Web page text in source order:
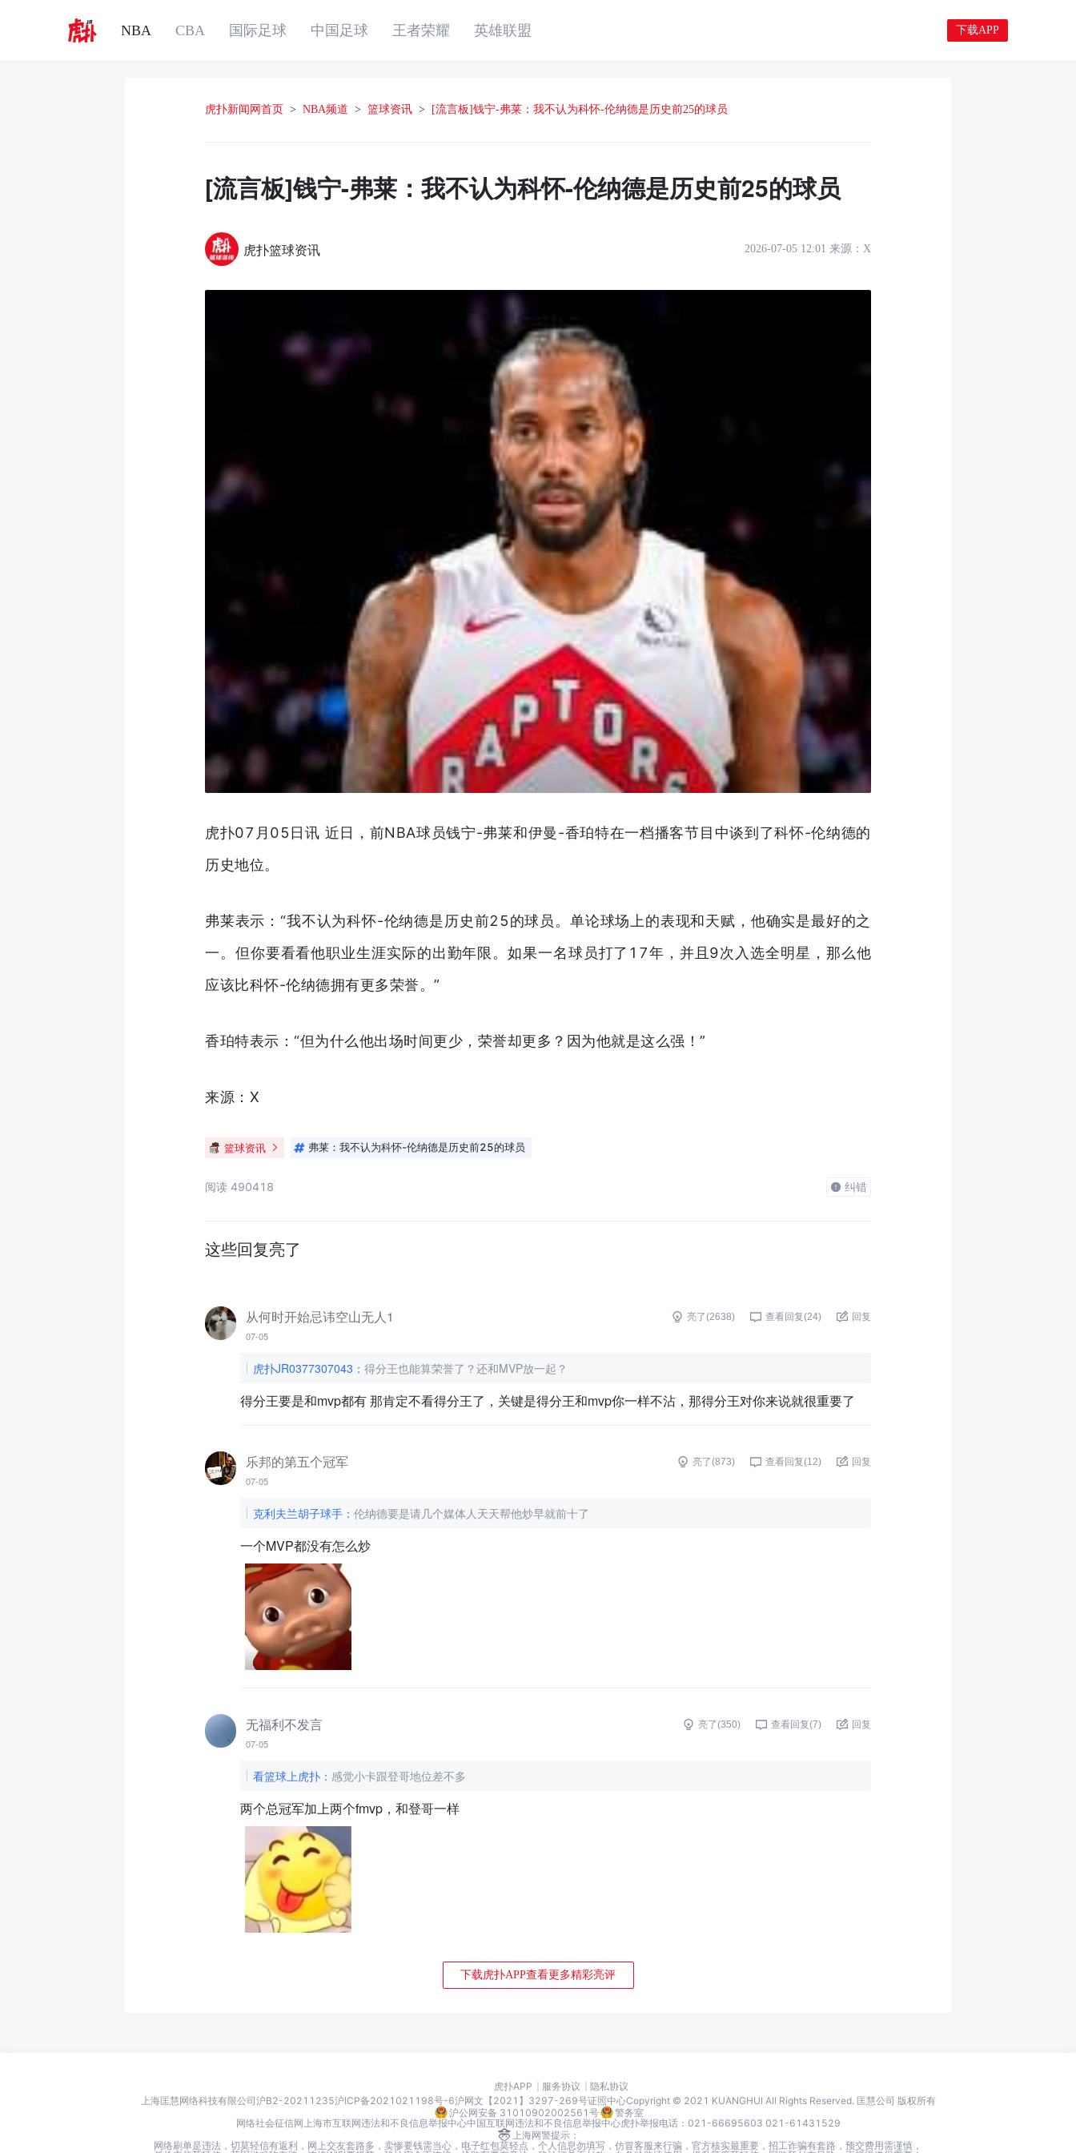
NBA CBA 国际足球 中国足球 王者荣耀 英雄联盟 下载APP
虎扑新闻网首页 > NBA频道 > 篮球资讯 > [流言板]钱宁-弗莱：我不认为科怀-伦纳德是历史前25的球员
[流言板]钱宁-弗莱：我不认为科怀-伦纳德是历史前25的球员
虎扑篮球资讯 2026-07-05 12:01 来源： X
虎扑07月05日讯 近日，前NBA球员钱宁-弗莱和伊曼-香珀特在一档播客节目中谈到了科怀-伦纳德的
历史地位。
弗莱表示：“我不认为科怀-伦纳德是历史前25的球员。单论球场上的表现和天赋，他确实是最好的之
一。但你要看看他职业生涯实际的出勤年限。如果一名球员打了17年，并且9次入选全明星，那么他
应该比科怀-伦纳德拥有更多荣誉。”
香珀特表示：“但为什么他出场时间更少，荣誉却更多？因为他就是这么强！”
来源：X
篮球资讯 弗莱：我不认为科怀-伦纳德是历史前25的球员
阅读 490418 纠错
这些回复亮了
从何时开始忌讳空山无人1
07-05
亮了(2638) 查看回复(24) 回复
虎扑JR0377307043 ： 得分王也能算荣誉了？还和MVP放一起？
得分王要是和mvp都有 那肯定不看得分王了，关键是得分王和mvp你一样不沾，那得分王对你来说就很重要了
乐邦的第五个冠军
07-05
亮了(873) 查看回复(12) 回复
克利夫兰胡子球手 ： 伦纳德要是请几个媒体人天天帮他炒早就前十了
一个MVP都没有怎么炒
无福利不发言
07-05
亮了(350) 查看回复(7) 回复
看篮球上虎扑 ： 感觉小卡跟登哥地位差不多
两个总冠军加上两个fmvp，和登哥一样
下载虎扑APP查看更多精彩亮评
虎扑APP 服务协议
隐私协议
上海匡慧网络科技有限公司沪B2-20211235沪ICP备2021021198号-6沪网文【2021】3297-269号证照中心Copyright © 2021 KUANGHUI All Rights Reserved. 匡慧公司 版权所有
沪公网安备 31010902002561号
警务室
网络社会征信网上海市互联网违法和不良信息举报中心中国互联网违法和不良信息举报中心虎扑举报电话：021-66695603 021-61431529
上海网警提示：
网络刷单是违法，切莫轻信有返利，网上交友套路多，卖惨要钱需当心，电子红包莫轻点，个人信息勿填写，仿冒客服来行骗，官方核实最重要，招工诈骗有套路，预交费用需谨慎，